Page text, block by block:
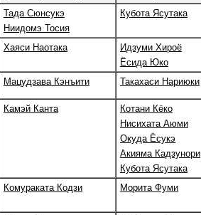
Тада Сюнсукэ
Ниидомэ Тосия
Кубота Ясутака
Хаяси Наотака
Идзуми Хироё
Ёсида Юко
Мацудзава Кэнъити Такахаси Нариюки
Камэй Канта
Котани Кёко
Нисихата Аюми
Окуда Ёсукэ
Акияма Кадзунори
Кубота Ясутака
Комураката Кодзи Морита Фуми